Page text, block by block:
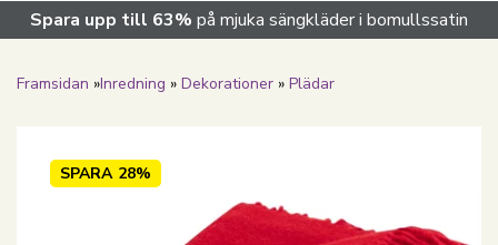
Spara upp till 63% på mjuka sängkläder i bomullssatin
Framsidan »Inredning » Dekorationer » Plädar
SPARA 28%